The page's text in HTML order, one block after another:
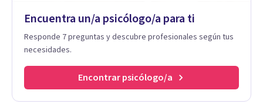
Encuentra un/a psicólogo/a para ti
Responde 7 preguntas y descubre profesionales según tus
necesidades.
Encontrar psicólogo/a